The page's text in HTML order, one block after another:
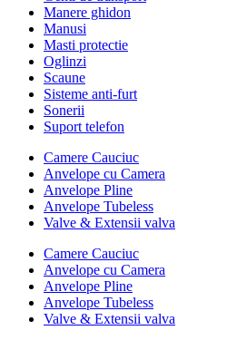
Manere ghidon
Manusi
Masti protectie
Oglinzi
Scaune
Sisteme anti-furt
Sonerii
Suport telefon
Camere Cauciuc
Anvelope cu Camera
Anvelope Pline
Anvelope Tubeless
Valve & Extensii valva
Camere Cauciuc
Anvelope cu Camera
Anvelope Pline
Anvelope Tubeless
Valve & Extensii valva